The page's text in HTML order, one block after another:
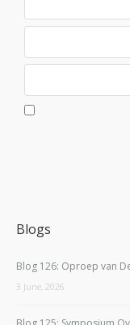
Blogs
Blog 126: Oproep van
3 June, 2026